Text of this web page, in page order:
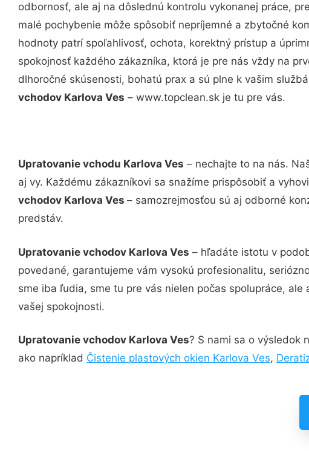
odbornosť, ale aj na dôslednú kontrolu vykonanej práce,
malé pochybenie môže spôsobiť nepríjemné a zbytočné
hodnoty patrí spoľahlivosť, ochota, korektný prístup a
spokojnosť každého zákazníka, ktorá je pre nás vždy na
dlhoročné skúsenosti, bohatú prax a sú plne k vašim
vchodov Karlova Ves – www.topclean.sk je tu pre vás.
Upratovanie vchodu Karlova Ves – nechajte to na nás.
aj vy. Každému zákazníkovi sa snažíme prispôsobiť a
vchodov Karlova Ves – samozrejmosťou sú aj odborné
predstáv.
Upratovanie vchodov Karlova Ves – hľadáte istotu v
povedané, garantujeme vám vysokú profesionalitu,
sme iba ľudia, sme tu pre vás nielen počas spolupráce,
vašej spokojnosti.
Upratovanie vchodov Karlova Ves? S nami sa o výsledok
ako napríklad Čistenie plastových okien Karlova Ves,